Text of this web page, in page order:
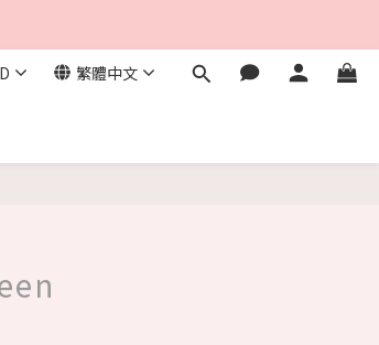
繁體中文